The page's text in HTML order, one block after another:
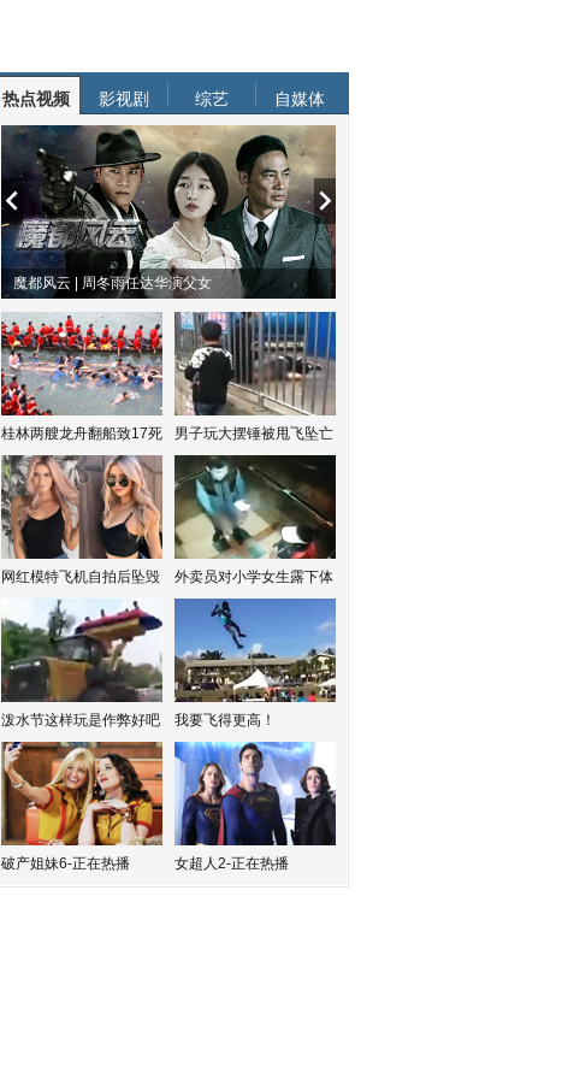
热点视频 影视剧 综艺 自媒体
魔都风云 | 周冬雨任达华演父女
桂林两艘龙舟翻船致17死 男子玩大摆锤被甩飞坠亡
网红模特飞机自拍后坠毁 外卖员对小学女生露下体
泼水节这样玩是作弊好吧 我要飞得更高！
破产姐妹6-正在热播 女超人2-正在热播